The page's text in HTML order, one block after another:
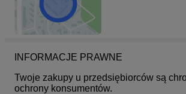
INFORMACJE PRAWNE
Twoje zakupy u przedsiębiorców są
ochrony konsumentów.